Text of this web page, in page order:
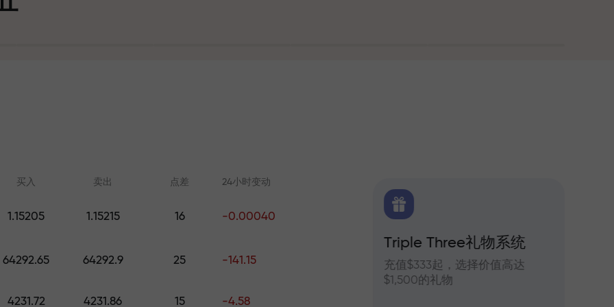
奖
买入 卖出 点差 24小时变动
1.15205 1.15215 16 -0.00040
64292.65 64292.9 25 -141.15
4231.72 4231.86 15 -4.58
从零开始学习交易—适合所有水
外汇、加密货币和期货每日预测
Triple Three礼物系统
充值$333起，选择价值高达
$1,500的礼物